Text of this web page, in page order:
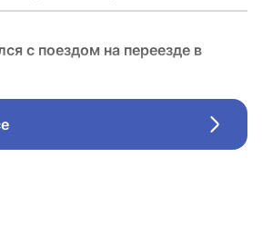
с поездом на переезде в